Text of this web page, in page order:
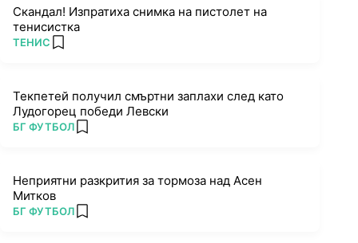
Скандал! Изпратиха снимка на пистолет на
тенисистка
ПОВЕЧЕ ОТ
ТЕНИС add favorites
Текпетей получил смъртни заплахи след като
Лудогорец победи Левски
ПОВЕЧЕ ОТ
БГ ФУТБОЛ add favorites
Неприятни разкрития за тормоза над Асен
Митков
ПОВЕЧЕ ОТ
БГ ФУТБОЛ add favorites